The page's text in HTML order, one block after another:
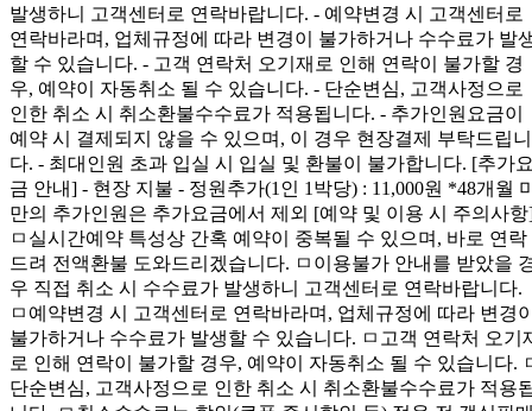
발생하니 고객센터로 연락바랍니다. - 예약변경 시 고객센터로
연락바라며, 업체규정에 따라 변경이 불가하거나 수수료가 발
할 수 있습니다. - 고객 연락처 오기재로 인해 연락이 불가할 경
우, 예약이 자동취소 될 수 있습니다. - 단순변심, 고객사정으로
인한 취소 시 취소환불수수료가 적용됩니다. - 추가인원요금이
예약 시 결제되지 않을 수 있으며, 이 경우 현장결제 부탁드립니
다. - 최대인원 초과 입실 시 입실 및 환불이 불가합니다. [추가
금 안내] - 현장 지불 - 정원추가(1인 1박당) : 11,000원 *48개월
만의 추가인원은 추가요금에서 제외 [예약 및 이용 시 주의사
ㅁ실시간예약 특성상 간혹 예약이 중복될 수 있으며, 바로 연락
드려 전액환불 도와드리겠습니다. ㅁ이용불가 안내를 받았을
우 직접 취소 시 수수료가 발생하니 고객센터로 연락바랍니다.
ㅁ예약변경 시 고객센터로 연락바라며, 업체규정에 따라 변경
불가하거나 수수료가 발생할 수 있습니다. ㅁ고객 연락처 오기
로 인해 연락이 불가할 경우, 예약이 자동취소 될 수 있습니다.
단순변심, 고객사정으로 인한 취소 시 취소환불수수료가 적용